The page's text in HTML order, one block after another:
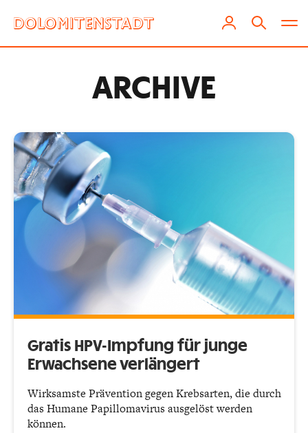
ARCHIVE
Gratis HPV-Impfung für junge
Erwachsene verlängert
Wirksamste Prävention gegen Krebsarten, die durch
das Humane Papillomavirus ausgelöst werden
können.